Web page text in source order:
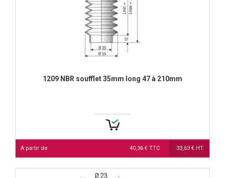
1209 NBR soufflet 35mm long 47 à 210mm
A partir de 40,36 € TTC 33,63 € HT